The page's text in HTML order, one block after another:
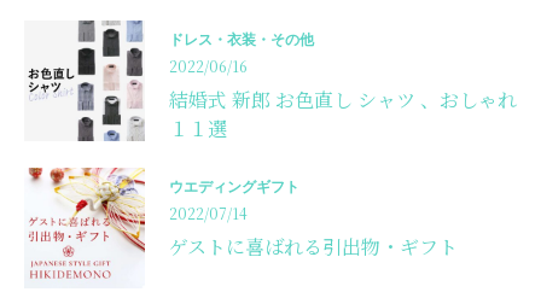
ドレス・衣装・その他
2022/06/16
結婚式 新郎 お色直し シャツ 、おしゃれ
１１選
ウエディングギフト
2022/07/14
ゲストに喜ばれる引出物・ギフト